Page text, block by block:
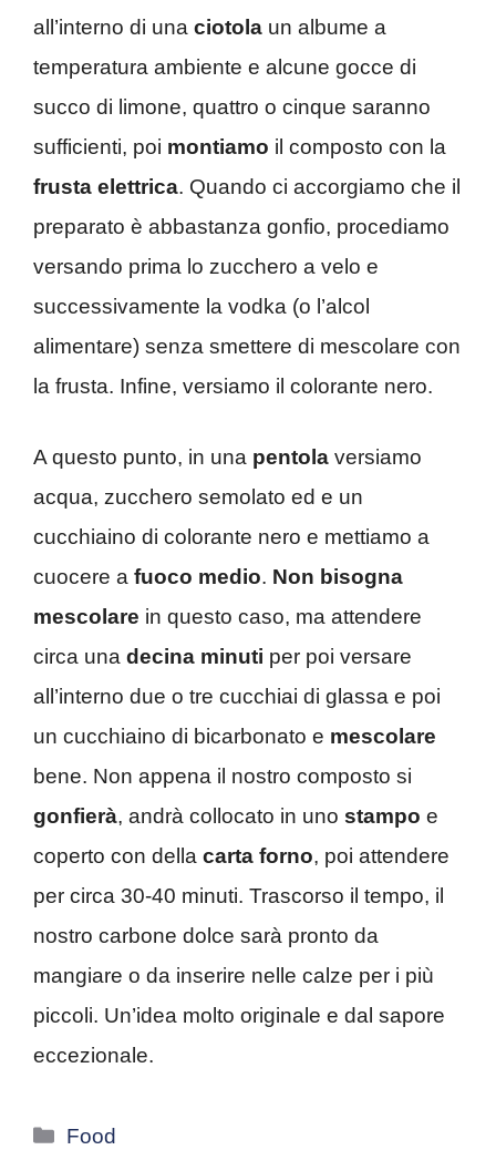
all’interno di una ciotola un albume a
temperatura ambiente e alcune gocce di
succo di limone, quattro o cinque saranno
sufficienti, poi montiamo il composto con la
frusta elettrica. Quando ci accorgiamo che il
preparato è abbastanza gonfio, procediamo
versando prima lo zucchero a velo e
successivamente la vodka (o l’alcol
alimentare) senza smettere di mescolare con
la frusta. Infine, versiamo il colorante nero.
A questo punto, in una pentola versiamo
acqua, zucchero semolato ed e un
cucchiaino di colorante nero e mettiamo a
cuocere a fuoco medio. Non bisogna
mescolare in questo caso, ma attendere
circa una decina minuti per poi versare
all’interno due o tre cucchiai di glassa e poi
un cucchiaino di bicarbonato e mescolare
bene. Non appena il nostro composto si
gonfierà, andrà collocato in uno stampo e
coperto con della carta forno, poi attendere
per circa 30-40 minuti. Trascorso il tempo, il
nostro carbone dolce sarà pronto da
mangiare o da inserire nelle calze per i più
piccoli. Un’idea molto originale e dal sapore
eccezionale.
Categorie
Food